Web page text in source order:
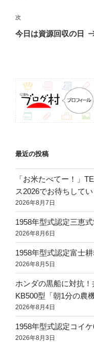
ー
シ
次
の
次
今日は資源回収の日
最近の投稿
「お米たべてー！」
ス2026でお待ちして
2026年8月7日
1958年型式認定三恵
2026年8月6日
1958年型式認定富士
2026年8月5日
ホンダの黒船に対抗
KB500型「朝1分の農
2026年8月4日
1958年型式認定コイ
2026年8月3日